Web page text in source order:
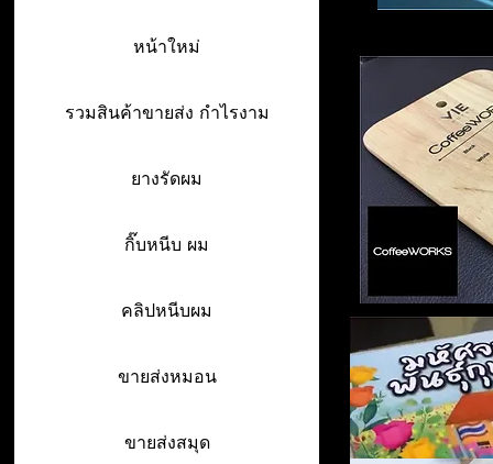
หน้าใหม่
รวมสินค้าขายส่ง กำไรงาม
ยางรัดผม
กิ๊บหนีบ ผม
คลิปหนีบผม
ขายส่งหมอน
ขายส่งสมุด